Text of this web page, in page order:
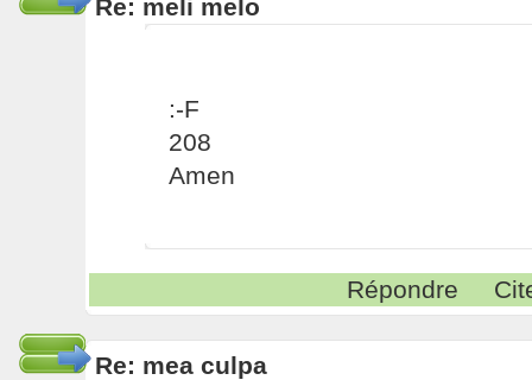
Re: meli melo
:-F
208
Amen
Répondre
Re: mea culpa